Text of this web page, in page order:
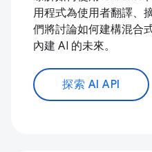
用程式為使用者翻譯、
們將討論如何建構混合
內建 AI 的未來。
探索 AI API